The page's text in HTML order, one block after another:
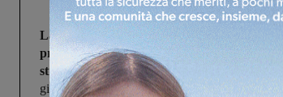
La proposta arriva da Enzo Brogi, ex
presidente del Corecom Toscana: ed è
strada a Paola Nepi, la scrittrice
giorni fa, che da anni era costretta nel suo letto